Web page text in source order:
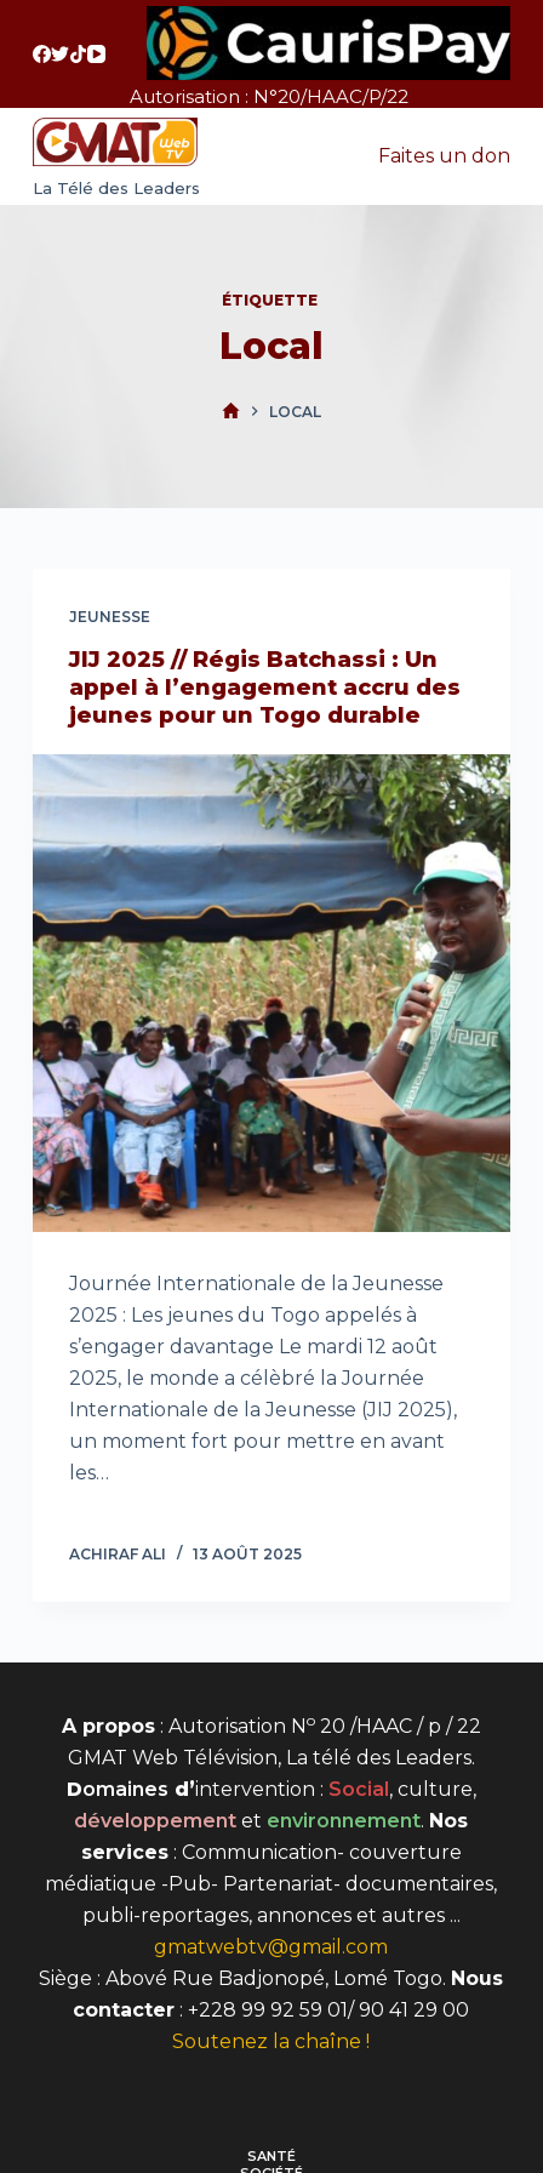
a
Autorisation : N°20/HAAC/P/22
La Télé des Leaders
Faites un don
ÉTIQUETTE
Local
LOCAL
JEUNESSE
JIJ 2025 // Régis Batchassi : Un
appel à l’engagement accru des
jeunes pour un Togo durable
Journée Internationale de la Jeunesse
2025 : Les jeunes du Togo appelés à
s’engager davantage Le mardi 12 août
2025, le monde a célèbré la Journée
Internationale de la Jeunesse (JIJ 2025),
un moment fort pour mettre en avant
les…
ACHIRAF ALI 13 AOÛT 2025
A propos: Autorisation N o20 /HAAC / p / 22
GMAT Web Télévision, La télé des Leaders.
Domaines d’intervention : Social , culture,
développement et environnement. Nos
services: Communication- couverture
médiatique -Pub- Partenariat- documentaires,
publi-reportages, annonces et autres ...
gmatwebtv@gmail.com
Siège : Abové Rue Badjonopé, Lomé Togo. Nous
contacter : +228 99 92 59 01/ 90 41 29 00
Soutenez la chaîne !
SANTÉ